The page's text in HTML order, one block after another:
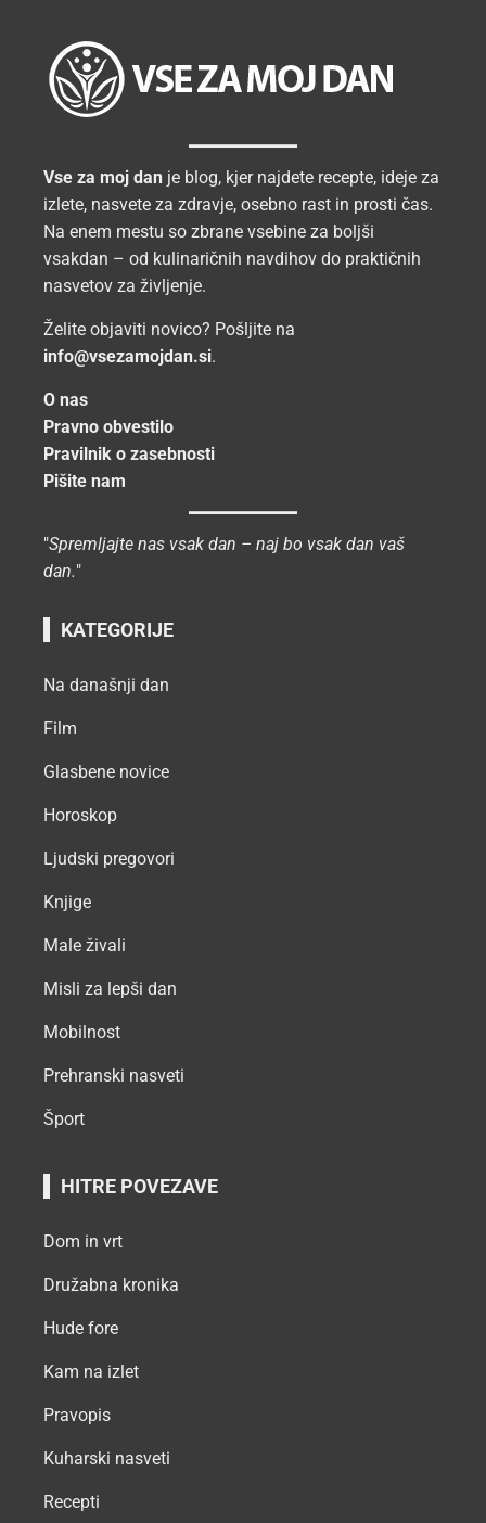
Vse za moj dan je blog, kjer najdete recepte, ideje za
izlete, nasvete za zdravje, osebno rast in prosti čas.
Na enem mestu so zbrane vsebine za boljši
vsakdan – od kulinaričnih navdihov do praktičnih
nasvetov za življenje.
Želite objaviti novico? Pošljite na
info@vsezamojdan.si.
O nas
Pravno obvestilo
Pravilnik o zasebnosti
Pišite nam
"Spremljajte nas vsak dan – naj bo vsak dan vaš
dan."
KATEGORIJE
Na današnji dan
Film
Glasbene novice
Horoskop
Ljudski pregovori
Knjige
Male živali
Misli za lepši dan
Mobilnost
Prehranski nasveti
Šport
HITRE POVEZAVE
Dom in vrt
Družabna kronika
Hude fore
Kam na izlet
Pravopis
Kuharski nasveti
Recepti